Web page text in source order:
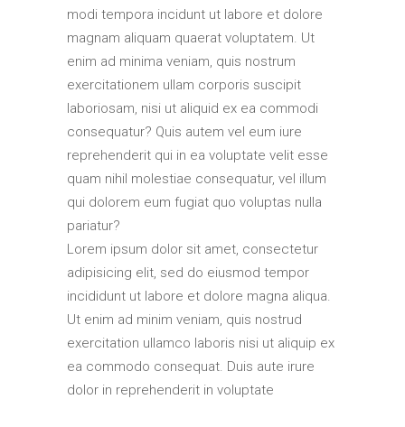
modi tempora incidunt ut labore et dolore
magnam aliquam quaerat voluptatem. Ut
enim ad minima veniam, quis nostrum
exercitationem ullam corporis suscipit
laboriosam, nisi ut aliquid ex ea commodi
consequatur? Quis autem vel eum iure
reprehenderit qui in ea voluptate velit esse
quam nihil molestiae consequatur, vel illum
qui dolorem eum fugiat quo voluptas nulla
pariatur?
Lorem ipsum dolor sit amet, consectetur
adipisicing elit, sed do eiusmod tempor
incididunt ut labore et dolore magna aliqua.
Ut enim ad minim veniam, quis nostrud
exercitation ullamco laboris nisi ut aliquip ex
ea commodo consequat. Duis aute irure
dolor in reprehenderit in voluptate